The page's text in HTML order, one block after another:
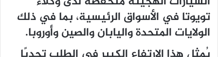
تويوتا في الأسواق الرئيسية، بما في ذلك
الولايات المتحدة واليابان والصين وأوروبا.